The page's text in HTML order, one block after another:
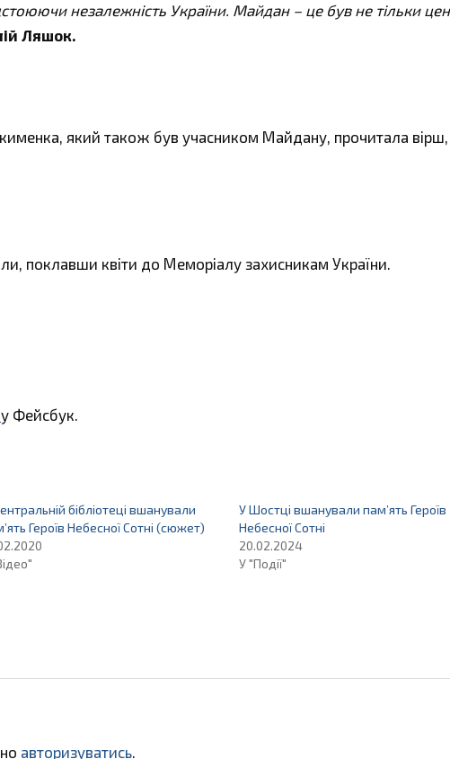
незалежність України. Майдан – це був не тільки
Ляшок.
який також був учасником Майдану, прочитала вірш,
поклавши квіти до Меморіалу захисникам України.
у Фейсбук.
бібліотеці вшанували
Героїв Небесної Сотні (сюжет)
У Шостці вшанували пам’ять Героїв
Небесної Сотні
20.02.2024
У "Події"
авторизуватись